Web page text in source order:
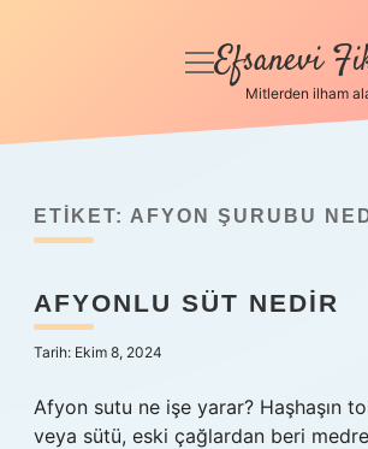
Anasayfa
Yasal Uyarı
Hakkımızda
menüyü
Efsanevi
Mitlerden ilham
ETIKET: AFYON ŞURUBU
AFYONLU SÜT NEDIR
Tarih: Ekim 8, 2024
Afyon sutu ne işe yarar? Haşhaşın
veya sütü, eski çağlardan beri